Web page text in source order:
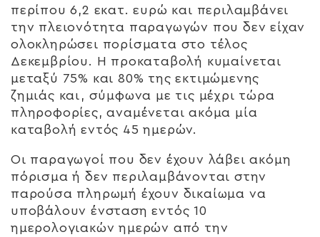
περίπου6,2 εκατ. ευρώ και περιλαμβάνει
την πλειονότητα παραγωγών που δεν είχαν
ολοκληρώσει πορίσματα στο τέλος
Δεκεμβρίου. Η προκαταβολή κυμαίνεται
μεταξύ 75% και 80% της εκτιμώμενης
ζημιάς και, σύμφωνα με τις μέχρι τώρα
πληροφορίες, αναμένεται ακόμα μία
καταβολή εντός 45 ημερών.
Οι παραγωγοί που δεν έχουν λάβει ακόμη
πόρισμα ή δεν περιλαμβάνονται στην
παρούσα πληρωμή έχουν δικαίωμα να
υποβάλουν ένσταση εντός 10
ημερολογιακών ημερών από την